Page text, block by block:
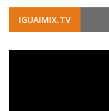
IGUAIMIX.TV